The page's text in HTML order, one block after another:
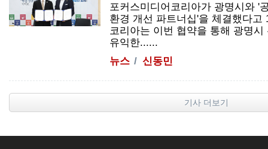
포커스미디어코리아가 광명시와 '
환경 개선 파트너십'을 체결했다고
코리아는 이번 협약을 통해 광명
유익한......
뉴스
신동민
기사 더보기